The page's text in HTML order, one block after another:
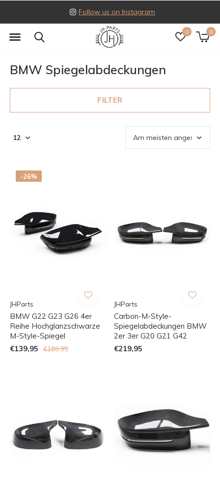
0 0
Follow us on Instagram
BMW Spiegelabdeckungen
FILTER
-26%
JHParts
BMW G22 G23 G26 4er
Reihe Hochglanzschwarze
M-Style-Spiegel
€139,95
€189,95
JHParts
Carbon-M-Style-
Spiegelabdeckungen BMW
2er 3er G20 G21 G42
€219,95